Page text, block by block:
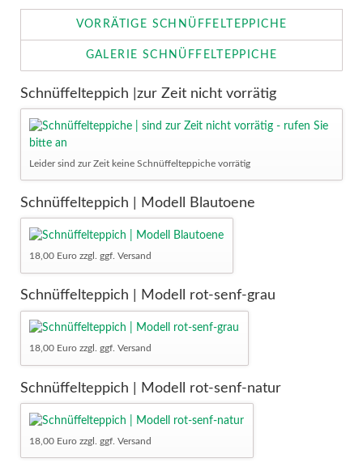
VORRÄTIGE SCHNÜFFELTEPPICHE
GALERIE SCHNÜFFELTEPPICHE
Schnüffelteppich |zur Zeit nicht vorrätig
Leider sind zur Zeit keine Schnüffelteppiche vorrätig
Schnüffelteppich | Modell Blautoene
18,00 Euro zzgl. ggf. Versand
Schnüffelteppich | Modell rot-senf-grau
18,00 Euro zzgl. ggf. Versand
Schnüffelteppich | Modell rot-senf-natur
18,00 Euro zzgl. ggf. Versand